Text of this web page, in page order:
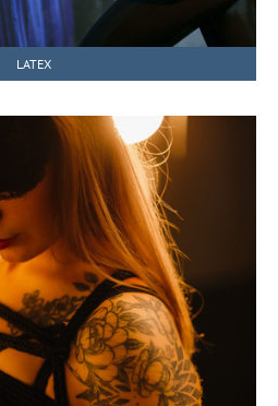
LATEX